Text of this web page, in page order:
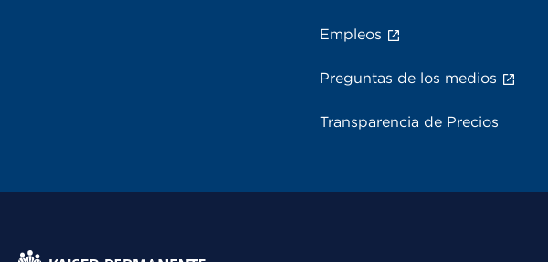
Empleos
Preguntas de los medios
Transparencia de Precios